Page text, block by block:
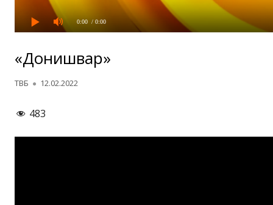
0:00 / 0:00
«Донишвар»
Автор
ТВБ Опубликовано
12.02.2022
483